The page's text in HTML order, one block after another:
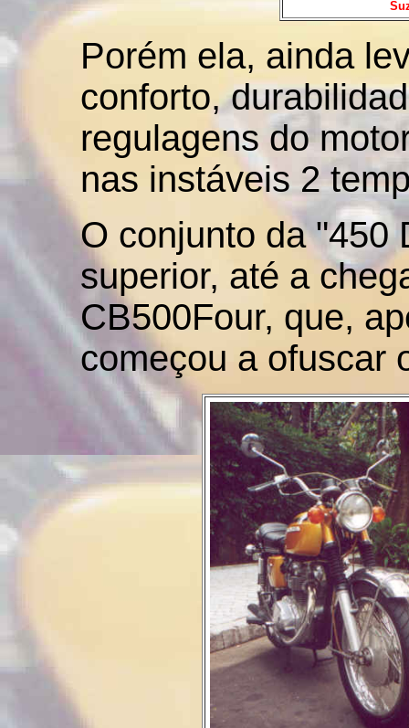
Porém ela, ainda
conforto,
regulagens do
nas instáveis 2
O conjunto da "450
superior, até a
CB500Four, que,
começou a ofuscar